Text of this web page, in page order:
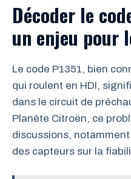
Décoder le
un enjeu pour
Le code P1351, bien
qui roulent en HDI,
dans le circuit de
Planète Citroën, ce
discussions,
des capteurs sur la